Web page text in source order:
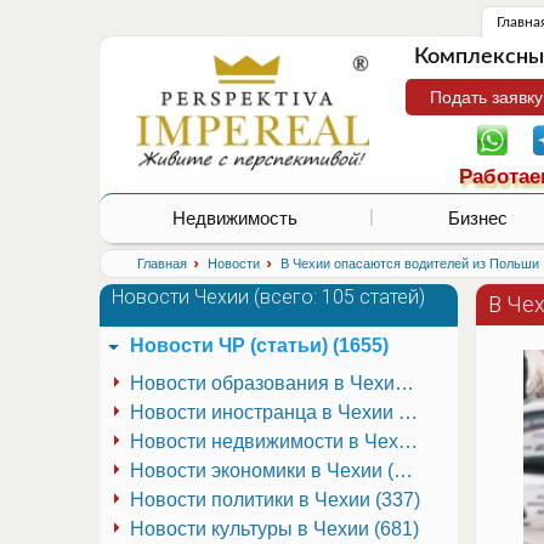
Подать
Недвижимость Бизнес
Главная › Новости › В Чехии опасаются водителей из Польши
В
Новости Чехии (всего: 105 статей)
Новости иностранца в Чехии (223)
Новости культуры в Чехии (681)
Новости недвижимости в Чехии (337)
Новости образования в Чехии (251)
Новости политики в Чехии (337)
Новости ЧР (статьи) (1655)
Новости экономики в Чехии (941)